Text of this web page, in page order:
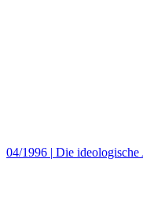
04/1996 | Die ideologische